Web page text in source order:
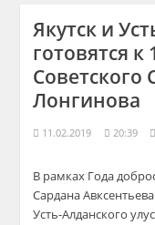
Якутск и
готовятся
Лонгинова
11.02.2019 20:39
В рамках Года
СарданаАвксентьева
Усть-Алданского